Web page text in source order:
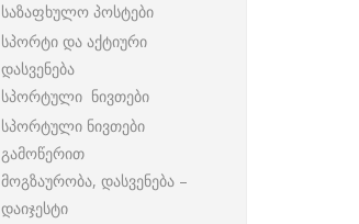
საზაფხულო პოსტები
სპორტი და აქტიური
დასვენება
სპორტული ნივთები
სპორტული ნივთები
გამოწერით
მოგზაურობა, დასვენება –
დაიჯესტი